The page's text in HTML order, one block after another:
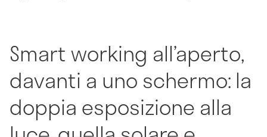
Smart working all’aperto,
davanti a uno schermo: la
doppia esposizione alla